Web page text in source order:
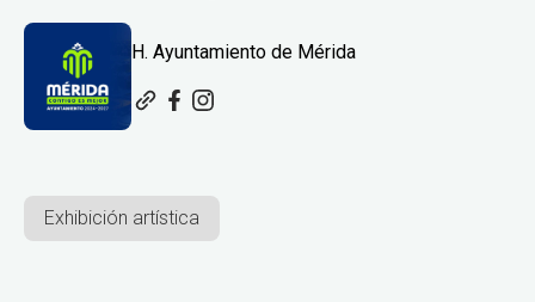
H. Ayuntamiento de Mérida
Exhibición artística